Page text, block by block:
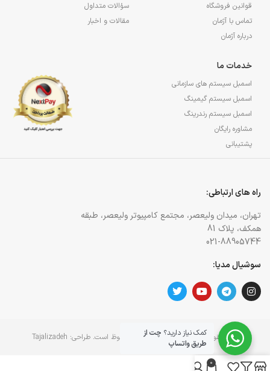
قوانین فروشگاه
تماس با آژمان
درباره آژمان
سؤالات متداول
مقالات و اخبار
خدمات ما
اسمبل سیستم های سازمانی
اسمبل سیستم گیمینگ
اسمبل سیستم رندرینگ
مشاوره رایگان
پشتیبانی
راه های ارتباطی:
تهران، میدان ولیعصر، مجتمع کامپیوتر ولیعصر، طبقه
همکف، پلاک 81
021-88905744
سوشیال مدیا:
کلیه حقوق برای وبسایت آژمان آی تی محفوظ است. طراحی: Tajalizadeh کمک نیاز دارید؟ چت از
طریق واتساپ
0